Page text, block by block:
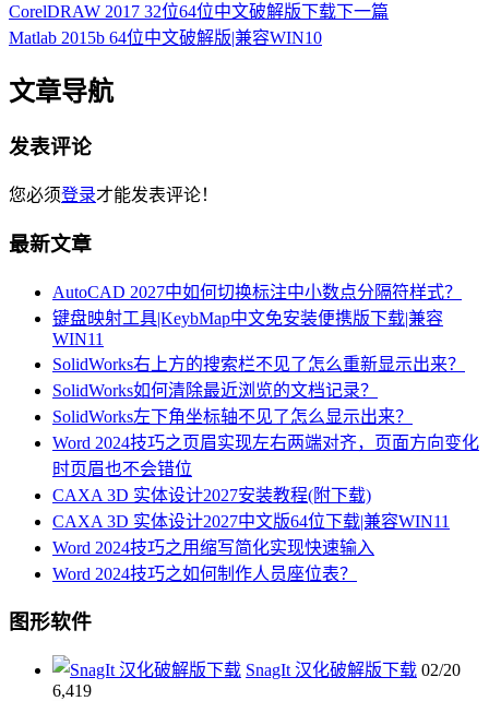
CorelDRAW 2017 32位64位中文破解版下载下一篇
Matlab 2015b 64位中文破解版|兼容WIN10
文章导航
发表评论
您必须登录才能发表评论！
最新文章
AutoCAD 2027中如何切换标注中小数点分隔符样式？
键盘映射工具|KeybMap中文免安装便携版下载|兼容
WIN11
SolidWorks右上方的搜索栏不见了怎么重新显示出来？
SolidWorks如何清除最近浏览的文档记录？
SolidWorks左下角坐标轴不见了怎么显示出来？
Word 2024技巧之页眉实现左右两端对齐，页面方向变化
时页眉也不会错位
CAXA 3D 实体设计2027安装教程(附下载)
CAXA 3D 实体设计2027中文版64位下载|兼容WIN11
Word 2024技巧之用缩写简化实现快速输入
Word 2024技巧之如何制作人员座位表？
图形软件
SnagIt 汉化破解版下载 02/20
6,419